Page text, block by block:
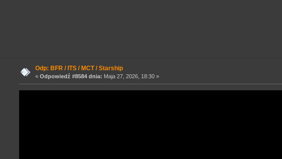
Odp: BFR / ITS / MCT / Starship
« Odpowiedź #8584 dnia: Maja 27, 2026, 18:30 »